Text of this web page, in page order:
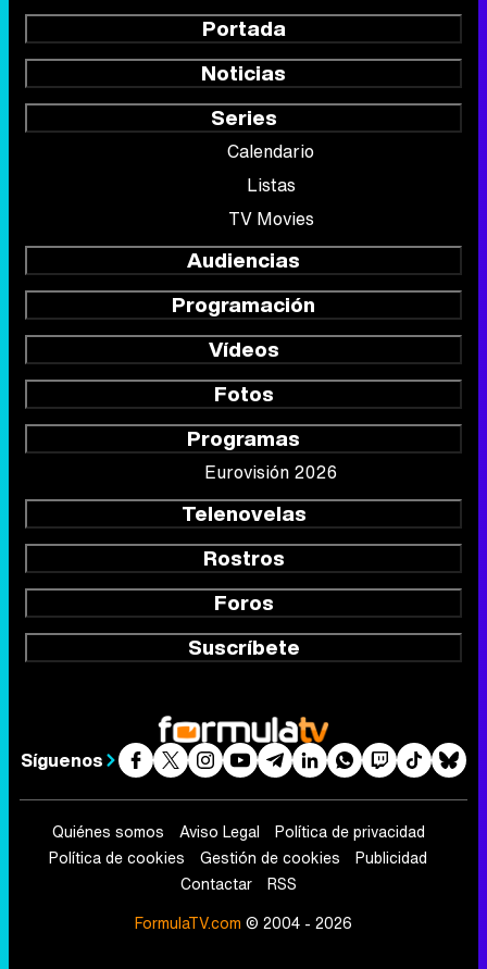
Portada
Noticias
Series
Calendario
Listas
TV Movies
Audiencias
Programación
Vídeos
Fotos
Programas
Eurovisión 2026
Telenovelas
Rostros
Foros
Suscríbete
Síguenos
Quiénes somos Aviso Legal
Política de privacidad
Política de cookies
Gestión de cookies
Publicidad
Contactar
RSS
FormulaTV.com © 2004 - 2026